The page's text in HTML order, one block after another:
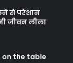
से परेशान
जीवन लीला
on the table